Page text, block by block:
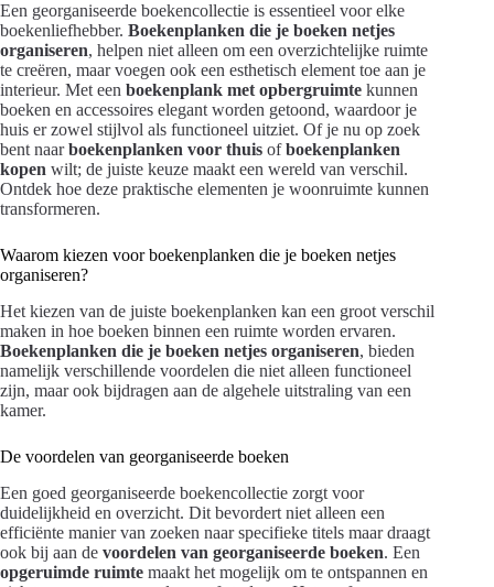
Een georganiseerde boekencollectie is essentieel voor elke
boekenliefhebber. Boekenplanken die je boeken netjes
organiseren, helpen niet alleen om een overzichtelijke ruimte
te creëren, maar voegen ook een esthetisch element toe aan je
interieur. Met een boekenplank met opbergruimte kunnen
boeken en accessoires elegant worden getoond, waardoor je
huis er zowel stijlvol als functioneel uitziet. Of je nu op zoek
bent naarboekenplanken voor thuis ofboekenplanken
kopen wilt; de juiste keuze maakt een wereld van verschil.
Ontdek hoe deze praktische elementen je woonruimte kunnen
transformeren.
Waarom kiezen voor boekenplanken die je boeken netjes
organiseren?
Het kiezen van de juiste boekenplanken kan een groot verschil
maken in hoe boeken binnen een ruimte worden ervaren.
Boekenplanken die je boeken netjes organiseren, bieden
namelijk verschillende voordelen die niet alleen functioneel
zijn, maar ook bijdragen aan de algehele uitstraling van een
kamer.
De voordelen van georganiseerde boeken
Een goed georganiseerde boekencollectie zorgt voor
duidelijkheid en overzicht. Dit bevordert niet alleen een
efficiënte manier van zoeken naar specifieke titels maar draagt
ook bij aan de voordelen van georganiseerde boeken. Een
opgeruimde ruimte maakt het mogelijk om te ontspannen en